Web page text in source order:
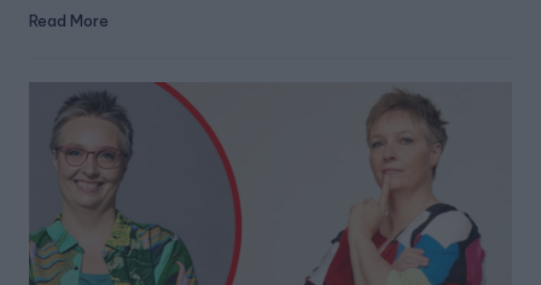
Read More